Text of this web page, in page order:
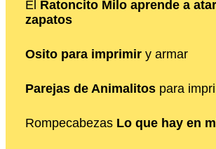
El Ratoncito Milo aprende a
zapatos
Osito para imprimir y armar
Parejas de Animalitos para
Rompecabezas Lo que hay en